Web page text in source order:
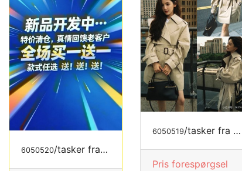
6050520/tasker fra LOEWE
6050519/tasker fra GIVENCHY
Pris forespørgsel